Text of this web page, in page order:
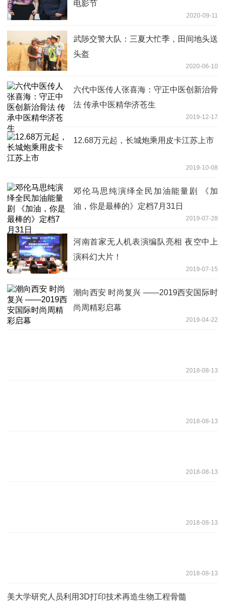
电影节
2020-09-11
武陟交警大队：三夏大忙季，田间地头送
头盔
2020-06-10
六代中医传人张喜海：守正中医创新治骨
法 传承中医精华济苍生
2019-12-17
12.68万元起，长城炮乘用皮卡江苏上市
2019-10-08
邓伦马思纯演绎全民加油能量剧 《加
油，你是最棒的》定档7月31日
2019-07-28
河南首家无人机表演编队亮相 夜空中上
演科幻大片！
2019-07-15
潮向西安 时尚复兴 ——2019西安国际时
尚周精彩启幕
2019-04-22
2018-08-13
2018-08-13
2018-08-13
2018-08-13
2018-08-13
美大学研究人员利用3D打印技术再造生物工程骨髓